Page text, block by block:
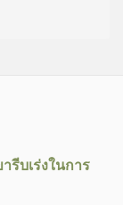
รีบเร่งในการ